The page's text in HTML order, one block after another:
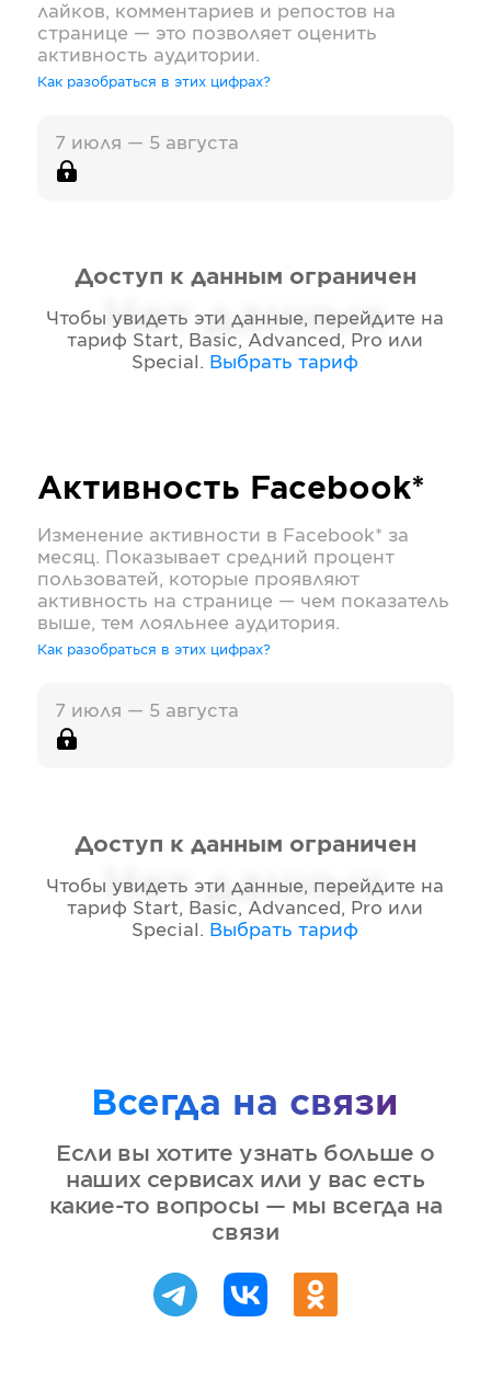
лайков, комментариев и репостов на
странице — это позволяет оценить
активность аудитории.
Как разобраться в этих цифрах?
7 июля — 5 августа
Нет данных
Доступ к данным ограничен
Чтобы увидеть эти данные, перейдите на
тариф Start, Basic, Advanced, Pro или
Special . Выбрать тариф
Активность Facebook*
Изменение активности в Facebook* за
месяц. Показывает средний процент
пользоватей, которые проявляют
активность на странице — чем показатель
выше, тем лояльнее аудитория.
Как разобраться в этих цифрах?
7 июля — 5 августа
Нет данных
Доступ к данным ограничен
Чтобы увидеть эти данные, перейдите на
тариф Start, Basic, Advanced, Pro или
Special . Выбрать тариф
Всегда на связи
Если вы хотите узнать больше о
наших сервисах или у вас есть
какие-то вопросы — мы всегда на
связи